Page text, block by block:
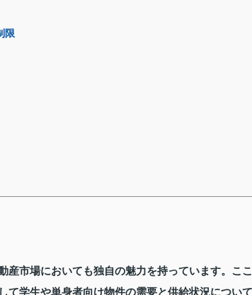
限
産市場においても独自の魅力を持っています。ここ
て学生や単身者向け物件の需要と供給状況について